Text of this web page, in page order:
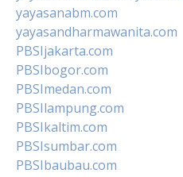
yayasanabm.com
yayasandharmawanita.com
PBSIjakarta.com
PBSIbogor.com
PBSImedan.com
PBSIlampung.com
PBSIkaltim.com
PBSIsumbar.com
PBSIbaubau.com